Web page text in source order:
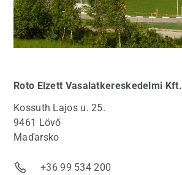
Roto Elzett Vasalatkereskedelmi Kft.
Kossuth Lajos u. 25.
9461 Lövő
Maďarsko
+36 99 534 200